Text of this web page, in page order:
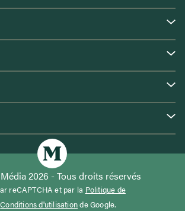
2026 - Tous droits réservés
reCAPTCHA et par la Politique de
Conditions d'utilisationde Google.